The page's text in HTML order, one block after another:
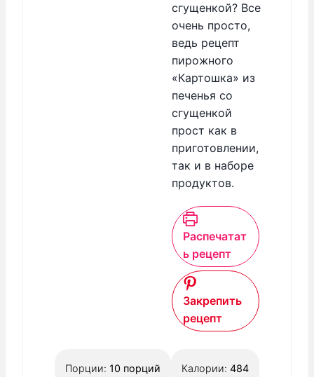
сгущенкой? Все
очень просто,
ведь рецепт
пирожного
«Картошка» из
печенья со
сгущенкой
прост как в
приготовлении,
так и в наборе
продуктов.
Распечатат
ь рецепт
Закрепить
рецепт
Порции: 10 порций Калории: 484